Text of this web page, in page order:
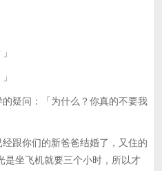
疑问：「为什么？你真的不要我
跟你们的新爸爸结婚了，又住的
是坐飞机就要三个小时，所以才